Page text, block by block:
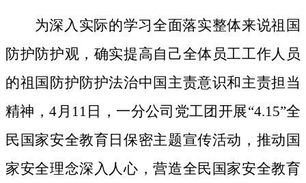
为深入实际的学习全面落实整体来说祖国
防护防护观，确实提高自己全体员工工作人员
的祖国防护防护法治中国主责意识和主责担当
精神，4月11日，一分公司党工团开展“4.15”全
民国家安全教育日保密主题宣传活动，推动国
家安全理念深入人心，营造全民国家安全教育